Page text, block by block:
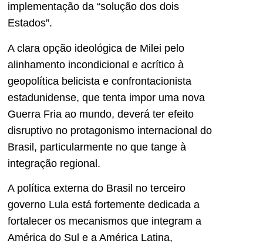
implementação da “solução dos dois
Estados”.
A clara opção ideológica de Milei pelo
alinhamento incondicional e acrítico à
geopolítica belicista e confrontacionista
estadunidense, que tenta impor uma nova
Guerra Fria ao mundo, deverá ter efeito
disruptivo no protagonismo internacional do
Brasil, particularmente no que tange à
integração regional.
A política externa do Brasil no terceiro
governo Lula está fortemente dedicada a
fortalecer os mecanismos que integram a
América do Sul e a América Latina,